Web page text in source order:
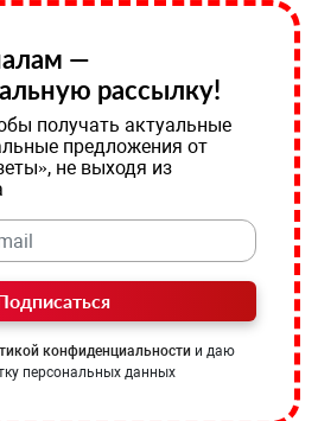
—
рассылку!
получать актуальные
предложения от
не выходя из
конфиденциальности и даю
персональных данных